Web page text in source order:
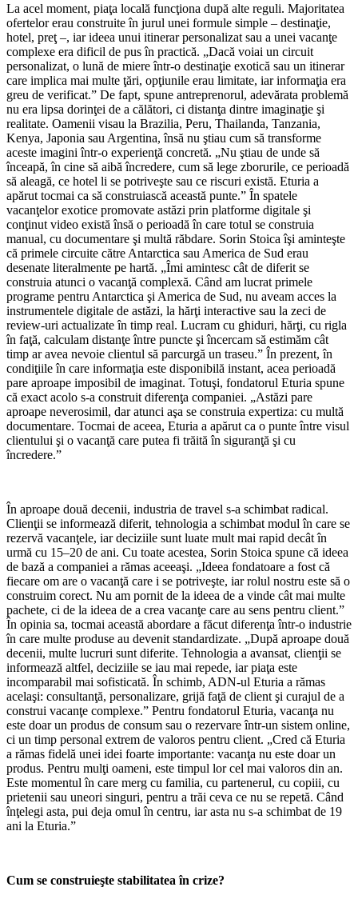
La acel moment, piaţa locală funcţiona după alte reguli. Majoritatea
ofertelor erau construite în jurul unei formule simple – destinaţie,
hotel, preţ –, iar ideea unui itinerar personalizat sau a unei vacanţe
complexe era dificil de pus în practică. „Dacă voiai un circuit
personalizat, o lună de miere într-o destinaţie exotică sau un itinerar
care implica mai multe ţări, opţiunile erau limitate, iar informaţia era
greu de verificat.” De fapt, spune antreprenorul, adevărata problemă
nu era lipsa dorinţei de a călători, ci distanţa dintre imaginaţie şi
realitate. Oamenii visau la Brazilia, Peru, Thailanda, Tanzania,
Kenya, Japonia sau Argentina, însă nu ştiau cum să transforme
aceste imagini într-o experienţă concretă. „Nu ştiau de unde să
înceapă, în cine să aibă încredere, cum să lege zborurile, ce perioadă
să aleagă, ce hotel li se potriveşte sau ce riscuri există. Eturia a
apărut tocmai ca să construiască această punte.” În spatele
vacanţelor exotice promovate astăzi prin platforme digitale şi
conţinut video există însă o perioadă în care totul se construia
manual, cu documentare şi multă răbdare. Sorin Stoica îşi aminteşte
că primele circuite către Antarctica sau America de Sud erau
desenate literalmente pe hartă. „Îmi amintesc cât de diferit se
construia atunci o vacanţă complexă. Când am lucrat primele
programe pentru Antarctica şi America de Sud, nu aveam acces la
instrumentele digitale de astăzi, la hărţi interactive sau la zeci de
review-uri actualizate în timp real. Lucram cu ghiduri, hărţi, cu rigla
în faţă, calculam distanţe între puncte şi încercam să estimăm cât
timp ar avea nevoie clientul să parcurgă un traseu.” În prezent, în
condiţiile în care informaţia este disponibilă instant, acea perioadă
pare aproape imposibil de imaginat. Totuşi, fondatorul Eturia spune
că exact acolo s-a construit diferenţa companiei. „Astăzi pare
aproape neverosimil, dar atunci aşa se construia expertiza: cu multă
documentare. Tocmai de aceea, Eturia a apărut ca o punte între visul
clientului şi o vacanţă care putea fi trăită în siguranţă şi cu
încredere.”
În aproape două decenii, industria de travel s-a schimbat radical.
Clienţii se informează diferit, tehnologia a schimbat modul în care se
rezervă vacanţele, iar deciziile sunt luate mult mai rapid decât în
urmă cu 15–20 de ani. Cu toate acestea, Sorin Stoica spune că ideea
de bază a companiei a rămas aceeaşi. „Ideea fondatoare a fost că
fiecare om are o vacanţă care i se potriveşte, iar rolul nostru este să o
construim corect. Nu am pornit de la ideea de a vinde cât mai multe
pachete, ci de la ideea de a crea vacanţe care au sens pentru client.”
În opinia sa, tocmai această abordare a făcut diferenţa într-o industrie
în care multe produse au devenit standardizate. „După aproape două
decenii, multe lucruri sunt diferite. Tehnologia a avansat, clienţii se
informează altfel, deciziile se iau mai repede, iar piaţa este
incomparabil mai sofisticată. În schimb, ADN-ul Eturia a rămas
acelaşi: consultanţă, personalizare, grijă faţă de client şi curajul de a
construi vacanţe complexe.” Pentru fondatorul Eturia, vacanţa nu
este doar un produs de consum sau o rezervare într-un sistem online,
ci un timp personal extrem de valoros pentru client. „Cred că Eturia
a rămas fidelă unei idei foarte importante: vacanţa nu este doar un
produs. Pentru mulţi oameni, este timpul lor cel mai valoros din an.
Este momentul în care merg cu familia, cu partenerul, cu copiii, cu
prietenii sau uneori singuri, pentru a trăi ceva ce nu se repetă. Când
înţelegi asta, pui deja omul în centru, iar asta nu s-a schimbat de 19
ani la Eturia.”
Cum se construieşte stabilitatea în crize?